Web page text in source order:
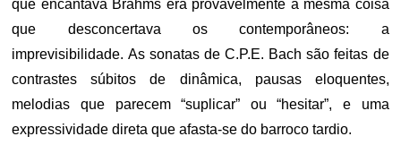
que encantava Brahms era provavelmente a mesma coisa
que desconcertava os contemporâneos: a
imprevisibilidade. As sonatas de C.P.E. Bach são feitas de
contrastes súbitos de dinâmica, pausas eloquentes,
melodias que parecem “suplicar” ou “hesitar”, e uma
expressividade direta que afasta-se do barroco tardio.